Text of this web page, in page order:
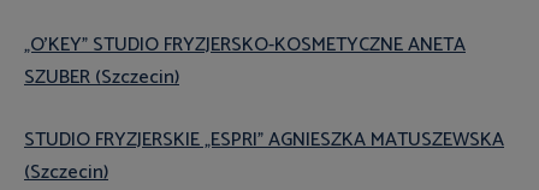
„O'KEY” STUDIO FRYZJERSKO-KOSMETYCZNE ANETA
SZUBER (Szczecin)
STUDIO FRYZJERSKIE „ESPRI” AGNIESZKA MATUSZEWSKA
(Szczecin)